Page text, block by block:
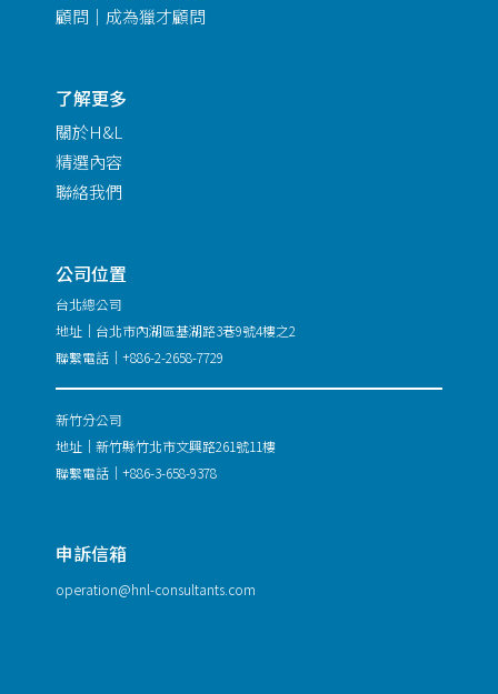
顧問｜成為獵才顧問
了解更多
關於H&L
精選內容
聯絡我們
公司位置
台北總公司
地址｜台北市內湖區基湖路3巷9號4樓之2
聯繫電話｜+886-2-2658-7729
新竹分公司
地址｜新竹縣竹北市文興路261號11樓
聯繫電話｜+886-3-658-9378
申訴信箱
operation@hnl-consultants.com